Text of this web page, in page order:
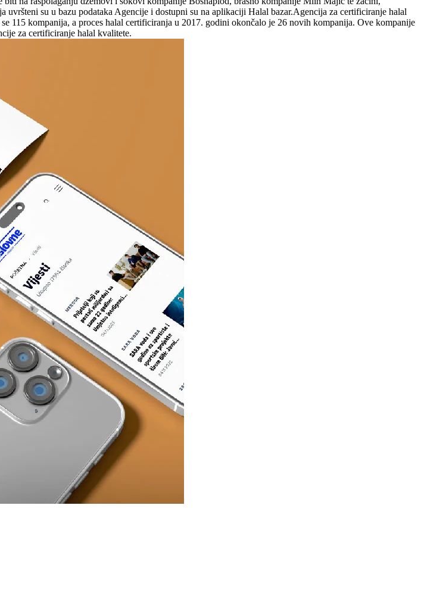
su u bazu podataka Agencije i dostupni su na aplikaciji Halal bazar.Agencija za certificiranje halal
115 kompanija, a proces halal certificiranja u 2017. godini okončalo je 26 novih kompanija. Ove kompanije
za certificiranje halal kvalitete.